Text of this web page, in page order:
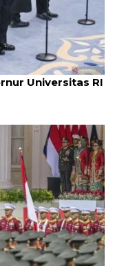
Universitas RI